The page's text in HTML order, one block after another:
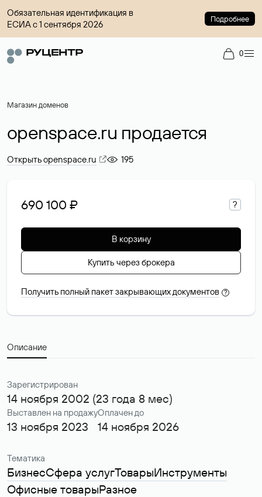
Обязательная идентификация в
ЕСИА с 1 сентября 2026
Подробнее
0
Магазин доменов
openspace.ru продается
Открыть openspace.ru 195
690 100 ₽ ?
В корзину
Купить через брокера
Получить полный пакет закрывающих документов ?
Описание
Зарегистрирован
14 ноября 2002 (23 года 8 мес)
Выставлен на продажу
13 ноября 2023
Оплачен до
14 ноября 2026
Тематика
БизнесСфера услугТоварыИнструменты
Офисные товарыРазное